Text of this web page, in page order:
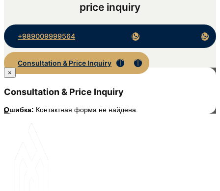
price inquiry
+989009999564
Consultation & Price Inquiry
×
Consultation & Price Inquiry
Ошибка: Контактная форма не найдена.